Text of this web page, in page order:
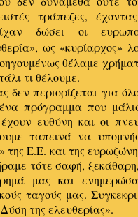
τράπεζες,
δώσει οι
ως «κυρίαρχος»
θέλαμε
τι θέλουμε.
δεν περιορίζεται για
πρόγραμμα που
ευθύνη και οι
ταπεινά να
της Ε.Ε. και της
τότε σαφή,
μας και
ταγούς μας.
της ελευθερίας».